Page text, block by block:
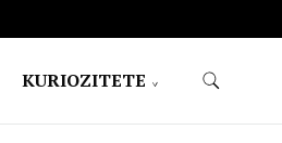
KURIOZITETE